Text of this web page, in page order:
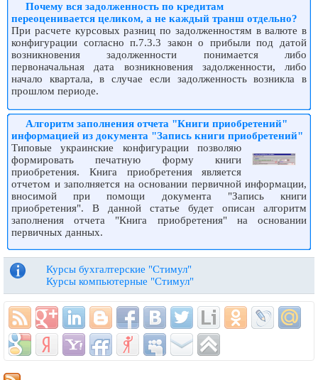
Почему вся задолженность по кредитам
переоценивается целиком, а не каждый транш отдельно?
При расчете курсовых разниц по задолженностям в валюте в
конфигурации согласно п.7.3.3 закон о прибыли под датой
возникновения задолженности понимается либо
первоначальная дата возникновения задолженности, либо
начало квартала, в случае если задолженность возникла в
прошлом периоде.
Алгоритм заполнения отчета "Книги приобретений"
информацией из документа "Запись книги приобретений"
Типовые украинские конфигурации позволяю
формировать печатную форму книги
приобретения. Книга приобретения является
отчетом и заполняется на основании первичной информации,
вносимой при помощи документа "Запись книги
приобретения". В данной статье будет описан алгоритм
заполнения отчета "Книга приобретения" на основании
первичных данных.
Курсы бухгалтерские "Стимул"
Курсы компьютерные "Стимул"